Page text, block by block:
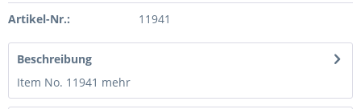
Artikel-Nr.: 11941
Beschreibung
Item No. 11941 mehr